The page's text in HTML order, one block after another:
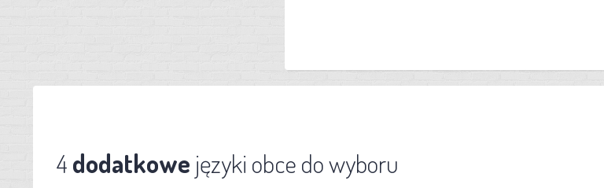
4dodatkowe języki obce do wyboru